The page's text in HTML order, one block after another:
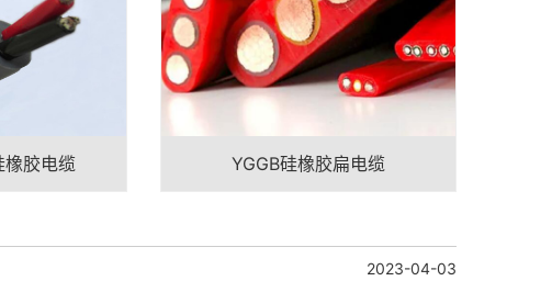
橡胶电缆 YGGB硅橡胶扁电缆
2023-04-03